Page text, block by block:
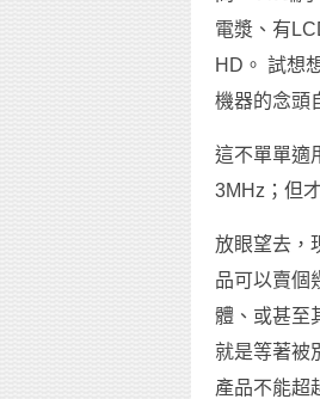
電漿、有
HD。 試想
機器的念頭
這不單單適
3MHz；但
放眼望去，
品可以賣個
體、或甚至
就是等著被
產品不能超